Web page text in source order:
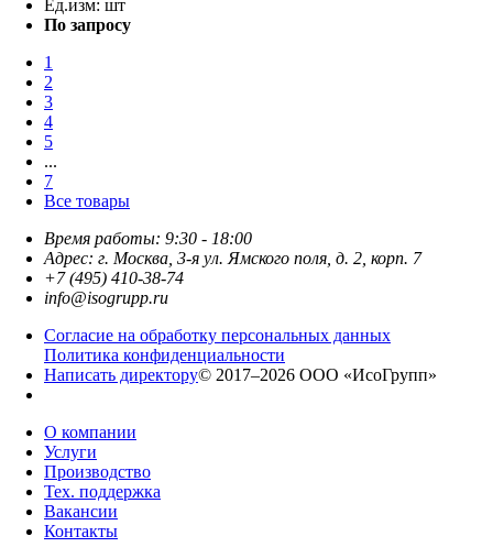
Ед.изм: шт
По запросу
1
2
3
4
5
...
7
Все товары
Время работы: 9:30 - 18:00
Адрес: г. Москва, 3-я ул. Ямского поля, д. 2, корп. 7
+7 (495) 410-38-74
info@isogrupp.ru
Согласие на обработку персональных данных
Политика конфиденциальности
Написать директору© 2017–2026 ООО «ИсоГрупп»
О компании
Услуги
Производство
Тех. поддержка
Вакансии
Контакты